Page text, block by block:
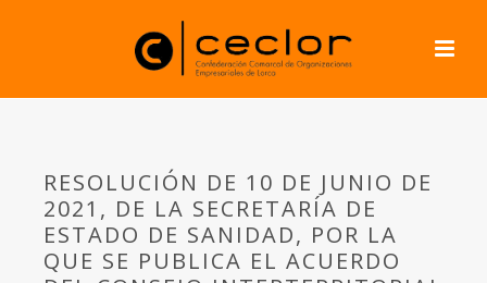
RESOLUCIÓN DE 10 DE JUNIO DE
2021, DE LA SECRETARÍA DE
ESTADO DE SANIDAD, POR LA
QUE SE PUBLICA EL ACUERDO